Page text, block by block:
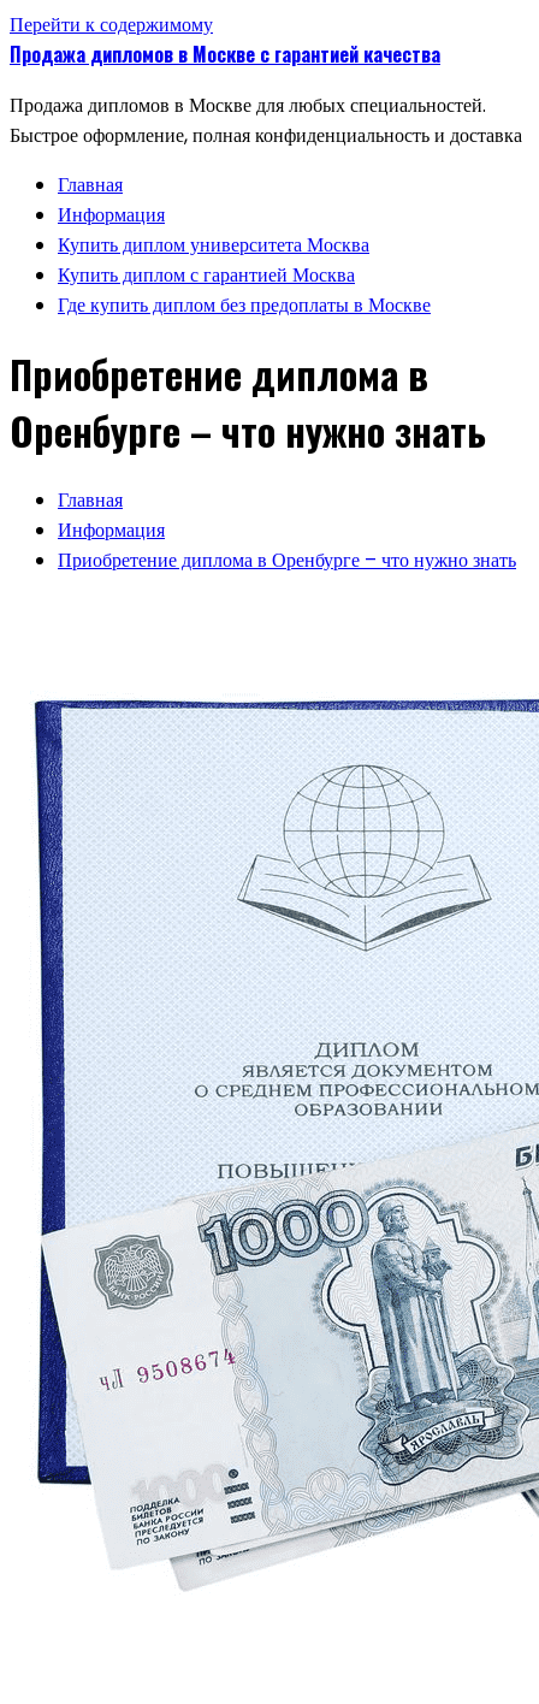
Перейти к содержимому
Продажа дипломов в Москве с гарантией качества
Продажа дипломов в Москве для любых специальностей.
Быстрое оформление, полная конфиденциальность и доставка
Главная
Информация
Купить диплом университета Москва
Купить диплом с гарантией Москва
Где купить диплом без предоплаты в Москве
Приобретение диплома в
Оренбурге – что нужно знать
Главная
Информация
Приобретение диплома в Оренбурге – что нужно знать